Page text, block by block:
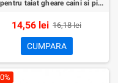
Set pentru taiat gheare caini si pisici
14,56 lei 16,18 lei
CUMPARA